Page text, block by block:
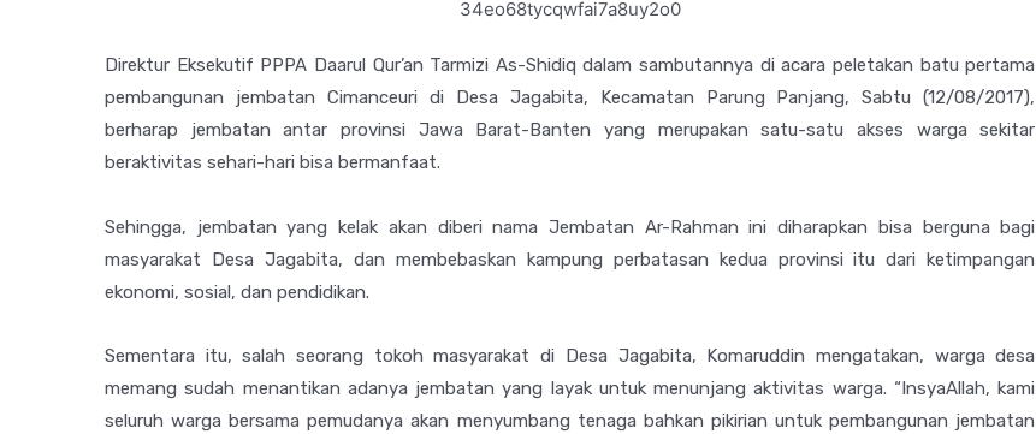
Direktur Eksekutif PPPA Daarul Qur’an Tarmizi As-Shidiq dalam sambutannya di acara peletakan batu pertama
pembangunan jembatan Cimanceuri di Desa Jagabita, Kecamatan Parung Panjang, Sabtu (12/08/2017),
berharap jembatan antar provinsi Jawa Barat-Banten yang merupakan satu-satu akses warga sekitar
beraktivitas sehari-hari bisa bermanfaat.
Sehingga, jembatan yang kelak akan diberi nama Jembatan Ar-Rahman ini diharapkan bisa berguna bagi
masyarakat Desa Jagabita, dan membebaskan kampung perbatasan kedua provinsi itu dari ketimpangan
ekonomi, sosial, dan pendidikan.
Sementara itu, salah seorang tokoh masyarakat di Desa Jagabita, Komaruddin mengatakan, warga desa
memang sudah menantikan adanya jembatan yang layak untuk menunjang aktivitas warga. “InsyaAllah, kami
seluruh warga bersama pemudanya akan menyumbang tenaga bahkan pikirian untuk pembangunan jembatan